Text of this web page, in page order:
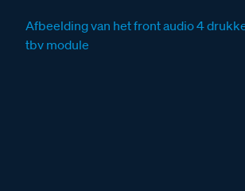
Afbeelding van het front audio 4
tbv module